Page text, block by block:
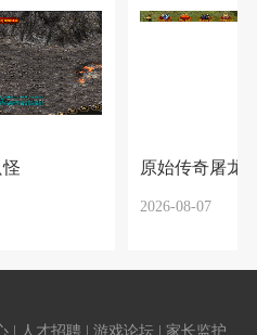
原始传奇屠龙
2026-08-07
| 人才招聘 | 游戏论坛 | 家长监护